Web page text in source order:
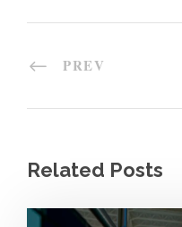
PREV
Related Posts